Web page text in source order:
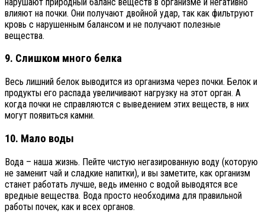
влияют на почки. Они получают двойной удар, так как фильтруют
кровь с нарушенным балансом и не получают полезные
вещества.
9. Слишком много белка
Весь лишний белок выводится из организма через почки. Белок и
продукты его распада увеличивают нагрузку на этот орган. А
когда почки не справляются с выведением этих веществ, в них
могут появиться камни.
10. Мало воды
Вода – наша жизнь. Пейте чистую негазированную воду (которую
не заменит чай и сладкие напитки), и вы заметите, как организм
станет работать лучше, ведь именно с водой выводятся все
вредные вещества. Вода просто необходима для правильной
работы почек, как и всех органов.